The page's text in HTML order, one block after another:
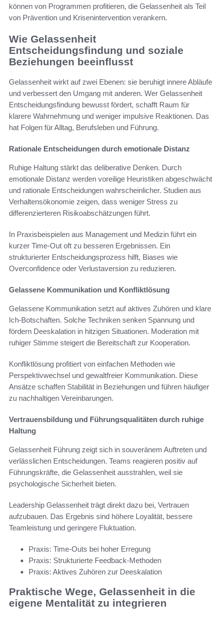
können von Programmen profitieren, die Gelassenheit als Teil
von Prävention und Krisenintervention verankern.
Wie Gelassenheit
Entscheidungsfindung und soziale
Beziehungen beeinflusst
Gelassenheit wirkt auf zwei Ebenen: sie beruhigt innere Abläufe
und verbessert den Umgang mit anderen. Wer Gelassenheit
Entscheidungsfindung bewusst fördert, schafft Raum für
klarere Wahrnehmung und weniger impulsive Reaktionen. Das
hat Folgen für Alltag, Berufsleben und Führung.
Rationale Entscheidungen durch emotionale Distanz
Ruhige Haltung stärkt das deliberative Denken. Durch
emotionale Distanz werden voreilige Heuristiken abgeschwächt
und rationale Entscheidungen wahrscheinlicher. Studien aus
Verhaltensökonomie zeigen, dass weniger Stress zu
differenzierteren Risikoabschätzungen führt.
In Praxisbeispielen aus Management und Medizin führt ein
kurzer Time-Out oft zu besseren Ergebnissen. Ein
strukturierter Entscheidungsprozess hilft, Biases wie
Overconfidence oder Verlustaversion zu reduzieren.
Gelassene Kommunikation und Konfliktlösung
Gelassene Kommunikation setzt auf aktives Zuhören und klare
Ich-Botschaften. Solche Techniken senken Spannung und
fördern Deeskalation in hitzigen Situationen. Moderation mit
ruhiger Stimme steigert die Bereitschaft zur Kooperation.
Konfliktlösung profitiert von einfachen Methoden wie
Perspektivwechsel und gewaltfreier Kommunikation. Diese
Ansätze schaffen Stabilität in Beziehungen und führen häufiger
zu nachhaltigen Vereinbarungen.
Vertrauensbildung und Führungsqualitäten durch ruhige
Haltung
Gelassenheit Führung zeigt sich in souveränem Auftreten und
verlässlichen Entscheidungen. Teams reagieren positiv auf
Führungskräfte, die Gelassenheit ausstrahlen, weil sie
psychologische Sicherheit bieten.
Leadership Gelassenheit trägt direkt dazu bei, Vertrauen
aufzubauen. Das Ergebnis sind höhere Loyalität, bessere
Teamleistung und geringere Fluktuation.
Praxis: Time-Outs bei hoher Erregung
Praxis: Strukturierte Feedback-Methoden
Praxis: Aktives Zuhören zur Deeskalation
Praktische Wege, Gelassenheit in die
eigene Mentalität zu integrieren